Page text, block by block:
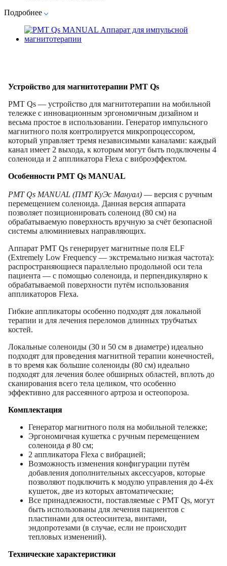
Подробнее
Устройство для магнитотерапии PMT Qs
PMT Qs — устройство для магнитотерапии на мобильной
тележке с инновационным эргономичным дизайном и
весьма простое в использовании. Генератор импульсного
магнитного поля контролируется микропроцессором,
который управляет тремя независимыми каналами: каждый
канал имеет 2 выхода, к которым могут быть подключены 4
соленоида и 2 аппликатора Flexa с виброэффектом.
Особенности PMT Qs MANUAL
PMT Qs MANUAL (ПМТ КуЭс Мануал) — версия с ручным
перемещением соленоида. Данная версия аппарата
позволяет позиционировать соленоид (80 см) на
обрабатываемую поверхность вручную за счёт безопасной
системы алюминиевых направляющих.
Аппарат PMT Qs генерирует магнитные поля ELF
(Extremely Low Frequency — экстремально низкая частота):
распространяющиеся параллельно продольной оси тела
пациента — с помощью соленоида, и перпендикулярно к
обрабатываемой поверхности путём использования
аппликаторов Flexa.
Гибкие аппликаторы особенно подходят для локальной
терапии и для лечения переломов длинных трубчатых
костей.
Локальные соленоиды (30 и 50 см в диаметре) идеально
подходят для проведения магнитной терапии конечностей,
в то время как большие соленоиды (80 см) идеально
подходят для лечения более обширных областей, вплоть до
сканирования всего тела целиком, что особенно
эффективно для рассеянного артроза и остеопороза.
Комплектация
Генератор магнитного поля на мобильной тележке;
Эргономичная кушетка с ручным перемещением
соленоида ø 80 см;
2 аппликатора Flexa с вибрацией;
Возможность изменения конфигурации путём
добавления дополнительных аксессуаров, которые
позволяют подключить к модулю управления до 4-ёх
кушеток, две из которых автоматические;
Все принадлежности, поставляемые с PMT Qs, могут
быть использованы для лечения пациентов c
пластинами для остеосинтеза, винтами,
эндопротезами (в случае, если не происходит
тепловых изменений).
Технические характеристики